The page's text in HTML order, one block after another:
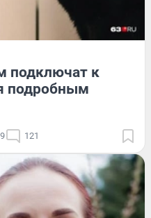
подключат к
подробным
121